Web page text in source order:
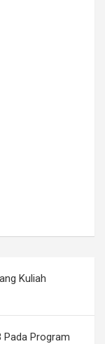
Kuliah
Pada Program